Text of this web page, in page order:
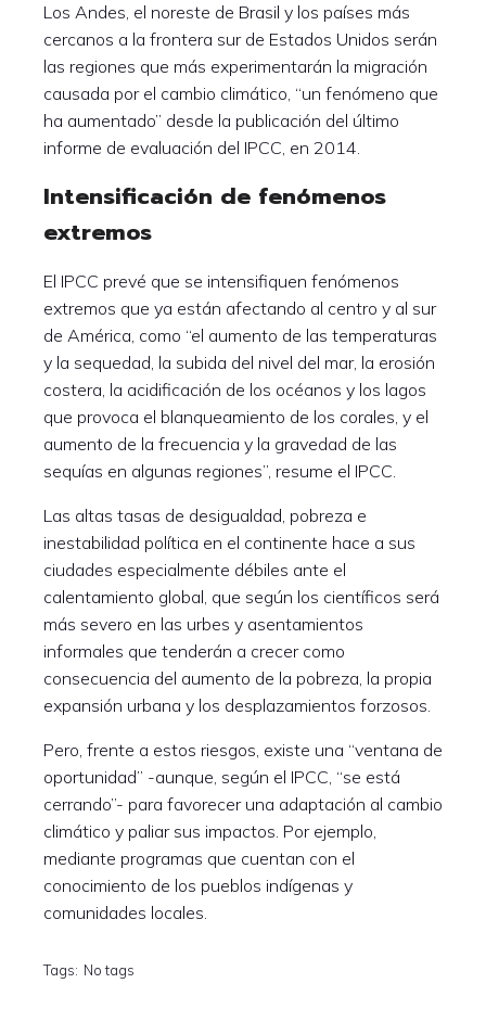
Los Andes, el noreste de Brasil y los países más
cercanos a la frontera sur de Estados Unidos serán
las regiones que más experimentarán la migración
causada por el cambio climático, “un fenómeno que
ha aumentado” desde la publicación del último
informe de evaluación del IPCC, en 2014.
Intensificación de fenómenos
extremos
El IPCC prevé que se intensifiquen fenómenos
extremos que ya están afectando al centro y al sur
de América, como “el aumento de las temperaturas
y la sequedad, la subida del nivel del mar, la erosión
costera, la acidificación de los océanos y los lagos
que provoca el blanqueamiento de los corales, y el
aumento de la frecuencia y la gravedad de las
sequías en algunas regiones”, resume el IPCC.
Las altas tasas de desigualdad, pobreza e
inestabilidad política en el continente hace a sus
ciudades especialmente débiles ante el
calentamiento global, que según los científicos será
más severo en las urbes y asentamientos
informales que tenderán a crecer como
consecuencia del aumento de la pobreza, la propia
expansión urbana y los desplazamientos forzosos.
Pero, frente a estos riesgos, existe una “ventana de
oportunidad” -aunque, según el IPCC, “se está
cerrando”- para favorecer una adaptación al cambio
climático y paliar sus impactos. Por ejemplo,
mediante programas que cuentan con el
conocimiento de los pueblos indígenas y
comunidades locales.
Tags: No tags